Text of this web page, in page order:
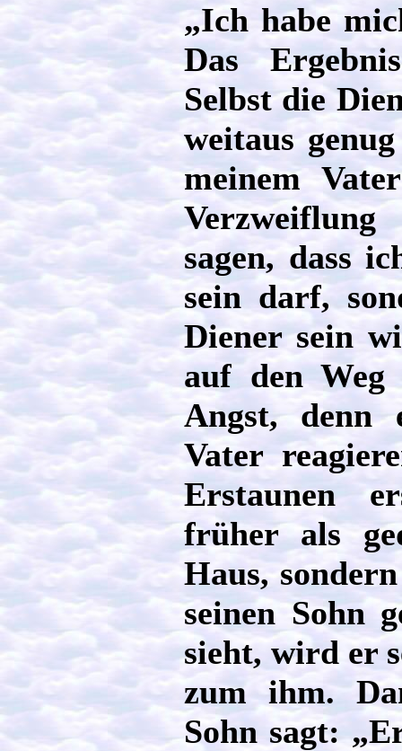
„Ich habe
Das
Selbst die
weitaus
meinem
sagen, dass
sein darf,
Diener sein
auf den
Angst, denn
Vater
Erstaunen
früher als
Haus,
seinen Sohn
sieht, wird er
zum ihm.
Sohn sagt: